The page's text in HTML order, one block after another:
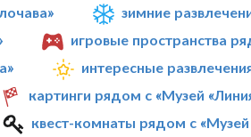
зимние
игровые пространства
интересные
картинги рядом с «Музей
квест-комнаты рядом с